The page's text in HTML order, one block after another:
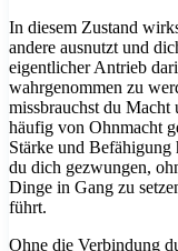
In diesem Zustand
andere ausnutzt und
eigentlicher Antrieb
wahrgenommen zu
missbrauchst du
häufig von Ohnmacht
Stärke und
du dich gezwungen,
Dinge in Gang zu
führt.
Ohne die Verbindung